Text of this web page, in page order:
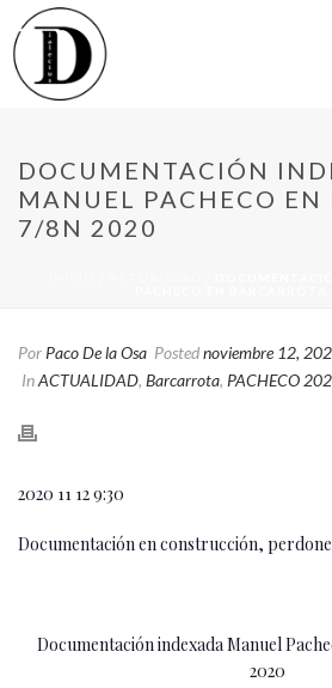
DOCUMENTACIÓN
MANUEL PACHECO EN
7/8N 2020
Por Paco De la Osa Postednoviembre 12,
InACTUALIDAD, Barcarrota, PACHECO
2020 11 12 9:30
Documentación en construcción,
Documentación indexada Manuel
2020